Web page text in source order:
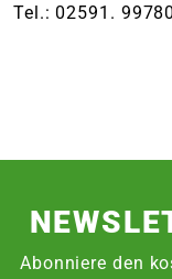
Tel.: 02591.
Abonniere den